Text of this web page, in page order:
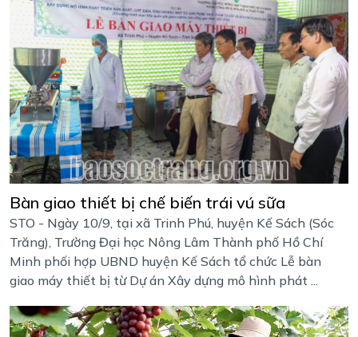
Bàn giao thiết bị chế biến trái vú sữa
STO - Ngày 10/9, tại xã Trinh Phú, huyện Kế Sách (Sóc
Trăng), Trường Đại học Nông Lâm Thành phố Hồ Chí
Minh phối hợp UBND huyện Kế Sách tổ chức Lễ bàn
giao máy thiết bị từ Dự án Xây dựng mô hình phát ...